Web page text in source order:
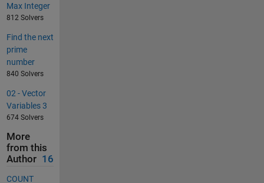
Max Integer
812 Solvers
Find the next
prime
number
840 Solvers
02 - Vector
Variables 3
674 Solvers
More
from this
Author 16
COUNT